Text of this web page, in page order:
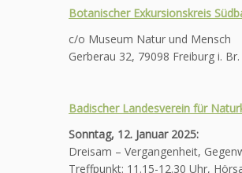
Botanischer Exkursionskreis
c/o Museum Natur und Mensch
Gerberau 32, 79098 Freiburg i. Br.
Badischer Landesverein für
Sonntag, 12. Januar 2025:
Dreisam – Vergangenheit,
Treffpunkt: 11.15-12.30 Uhr,